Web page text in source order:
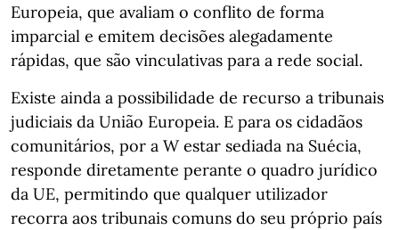
Europeia, que avaliam o conflito de forma
imparcial e emitem decisões alegadamente
rápidas, que são vinculativas para a rede social.
Existe ainda a possibilidade de recurso a tribunais
judiciais da União Europeia. E para os cidadãos
comunitários, por a W estar sediada na Suécia,
responde diretamente perante o quadro jurídico
da UE, permitindo que qualquer utilizador
recorra aos tribunais comuns do seu próprio país